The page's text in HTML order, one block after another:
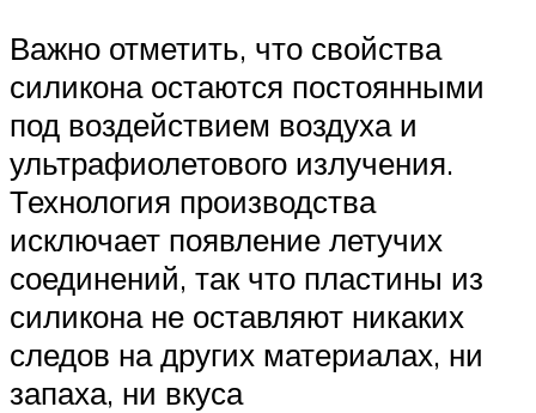
Важно отметить, что свойства
силикона остаются постоянными
под воздействием воздуха и
ультрафиолетового излучения.
Технология производства
исключает появление летучих
соединений, так что пластины из
силикона не оставляют никаких
следов на других материалах, ни
запаха, ни вкуса